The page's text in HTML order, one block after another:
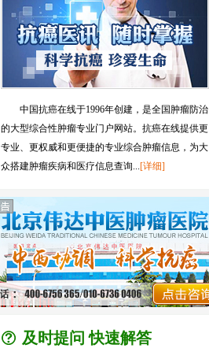
中国抗癌在线于1996年创建，是全国肿瘤防治
的大型综合性肿瘤专业门户网站。抗癌在线提供更
专业、更权威和更便捷的专业综合肿瘤信息，为大
众搭建肿瘤疾病和医疗信息查询...[详细]
及时提问 快速解答